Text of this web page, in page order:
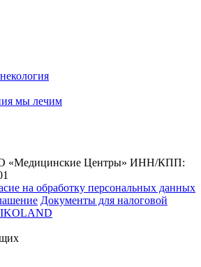
мы лечим
Центры» ИНН/КПП:
на обработку персональных данных
Документы для налоговой